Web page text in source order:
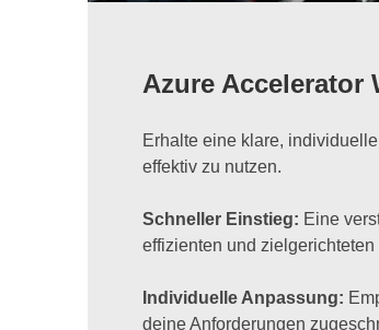
Azure Accelerator
Erhalte eine klare,
effektiv zu nutzen.
Schneller Einstieg: Eine
effizienten und zielgerichteten
Individuelle Anpassung:
deine Anforderungen